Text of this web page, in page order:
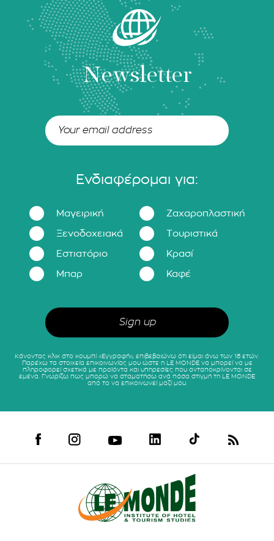
Newsletter
Ενδιαφέρομαι για:
Μαγειρική Ζαχαροπλαστική
Ξενοδοχειακά Τουριστικά
Εστιατόριο Κρασί
Μπαρ Καφέ
Κάνοντας κλικ στο κουμπί «Εγγραφή», επιβεβαιώνω ότι είμαι άνω των 18 ετών.
Παρέχω τα στοιχεία επικοινωνίας μου ώστε η LE MONDE να μπορεί να με
πληροφορεί σχετικά με προϊόντα και υπηρεσίες που ανταποκρίνονται σε
εμένα. Γνωρίζω πως μπορώ να σταματήσω ανά πάσα στιγμή τη LE MONDE
από το να επικοινωνεί μαζί μου.